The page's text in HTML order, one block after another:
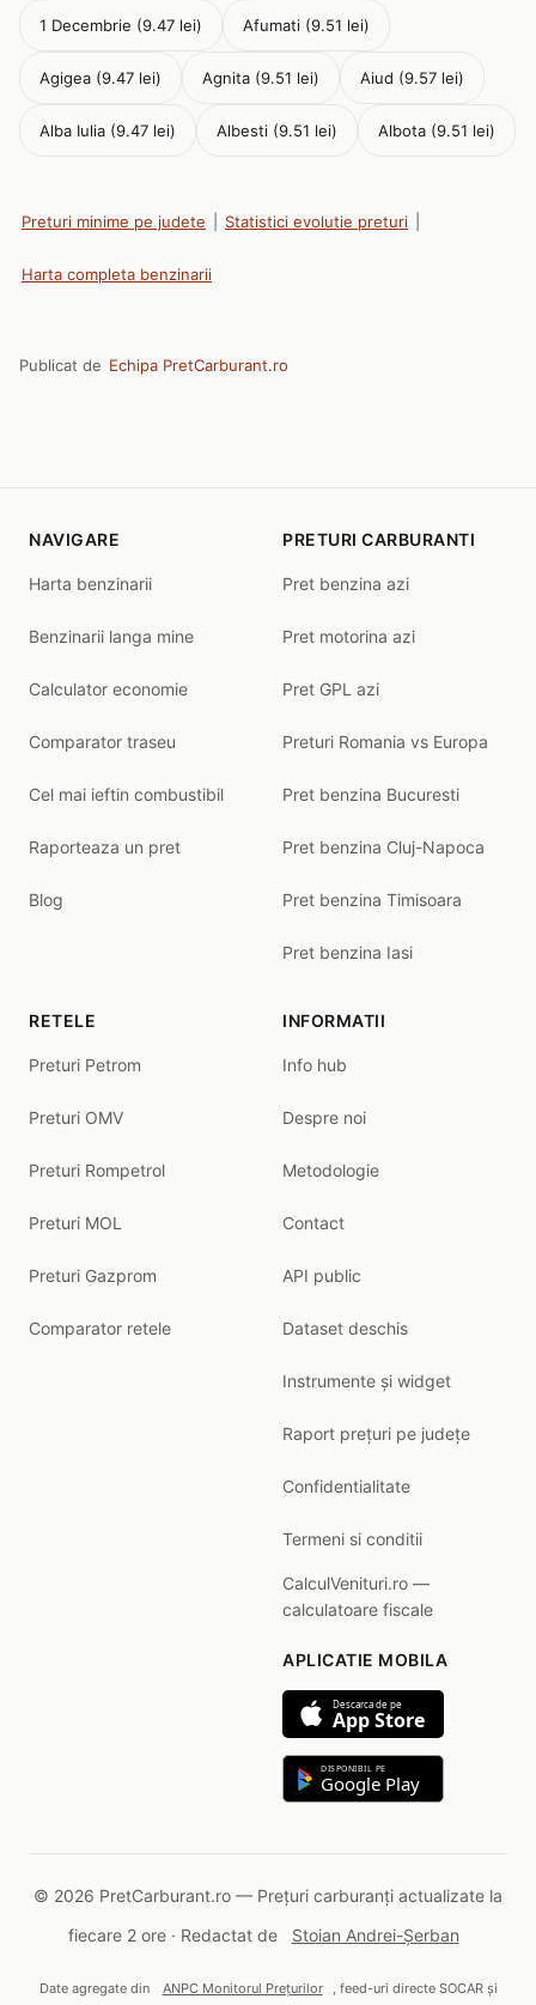
1 Decembrie (9.47 lei) Afumati (9.51 lei)
Agigea (9.47 lei) Agnita (9.51 lei) Aiud (9.57 lei)
Alba Iulia (9.47 lei) Albesti (9.51 lei) Albota (9.51 lei)
Preturi minime pe judete Statistici evolutie preturi
Harta completa benzinarii
Publicat de Echipa PretCarburant.ro
NAVIGARE
Harta benzinarii
Benzinarii langa mine
Calculator economie
Comparator traseu
Cel mai ieftin combustibil
Raporteaza un pret
Blog
PRETURI CARBURANTI
Pret benzina azi
Pret motorina azi
Pret GPL azi
Preturi Romania vs Europa
Pret benzina Bucuresti
Pret benzina Cluj-Napoca
Pret benzina Timisoara
Pret benzina Iasi
RETELE
Preturi Petrom
Preturi OMV
Preturi Rompetrol
Preturi MOL
Preturi Gazprom
Comparator retele
INFORMATII
Info hub
Despre noi
Metodologie
Contact
API public
Dataset deschis
Instrumente și widget
Raport prețuri pe județe
Confidentialitate
Termeni si conditii
CalculVenituri.ro —
calculatoare fiscale
APLICATIE MOBILA
Descarca de pe
App Store
DISPONIBIL PE
Google Play
© 2026 PretCarburant.ro — Prețuri carburanți actualizate la
fiecare 2 ore · Redactat de
Stoian Andrei-Șerban
Date agregate din ANPC Monitorul Prețurilor , feed-uri directe SOCAR și